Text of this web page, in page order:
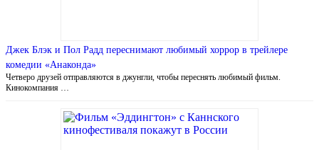
Джек Блэк и Пол Радд переснимают любимый хоррор в трейлере
комедии «Анаконда»
Четверо друзей отправляются в джунгли, чтобы переснять любимый фильм.
Кинокомпания …